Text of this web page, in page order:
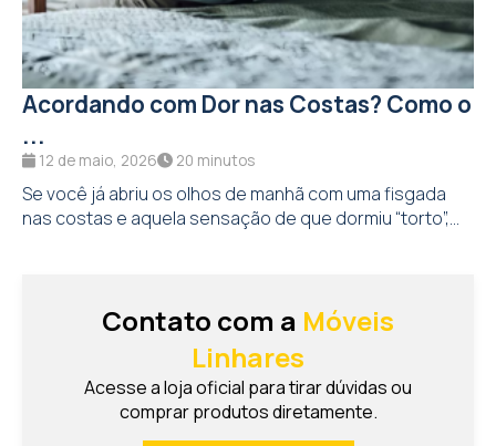
Acordando com Dor nas Costas? Como o
...
Se você já abriu os olhos de manhã com uma fisgada
nas costas e aquela sensação de que dormiu “torto”,...
Linhares
Acesse a loja oficial para tirar dúvidas ou
comprar produtos diretamente.
Ir para a Loja Oficial